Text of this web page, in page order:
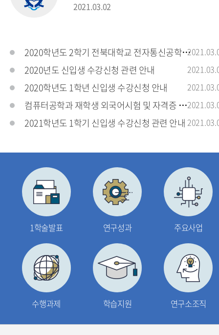
2021.03.02
2020학년도 2학기 전북대학교 전자통신공학전공
2020년도 신입생 수강신청 관련 안내
2020학년도 1학년 신입생 수강신청 안내
컴퓨터공학과 재학생 외국어시험 및 자격증 응시료
2021학년도 1학기 신입생 수강신청 관련 안내
1학술발표 연구성과 주요사업
수행과제 학습지원 연구소조직